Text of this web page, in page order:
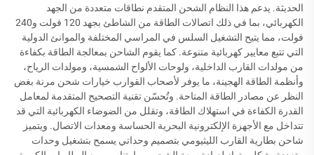
الحديثة. يدعم هذا النظام الشحن المتقدم نطاقات متعددة من الجهد
الكهربائي، بما في ذلك اتصالات الطاقة من الشاطئ بجهد 120 فولت و240
فولت، مما يتيح التشغيل السلس في المراسي المختلفة والموانئ الدولية
التي تتبع معايير كهربائية متنوعة. كما يقوم الشاحن بمعالجة الطاقة بكفاءة
من مولدات القارب الداخلية، ولوحات الألواح الشمسية، ومولدات الرياح،
وأنظمة الطاقة الهجينة، ما يوفر لأصحاب القوارب خيارات شحن مرنة بغض
النظر عن مصادر الطاقة المتاحة. وتُحسّن تقنية التصحيح المتقدمة لمعامل
القدرة الكفاءة في استهلاك الطاقة، وتقلل من الضوضاء الكهربائية التي قد
تتداخل مع الأجهزة الإلكترونية البحرية الحساسة ومعدات الاتصال. ويتميز
شاحن بطارية القارب الليثيومي بتصميم وحداتي يسمح بتشغيل وحدات